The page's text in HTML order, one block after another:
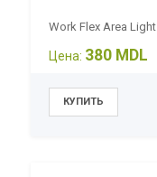
Work Flex Area Light
Цена: 380 MDL